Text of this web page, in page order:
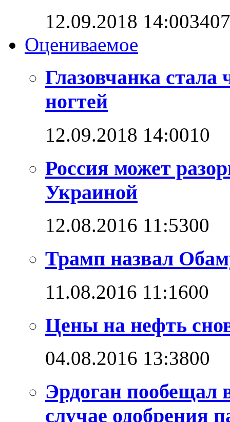
12.09.2018 14:003407
Оцениваемое
Глазовчанка
ногтей
12.09.2018 14:0010
Россия может
Украиной
12.08.2016 11:5300
Трамп назвал
11.08.2016 11:1600
Цены на нефть
04.08.2016 13:3800
Эрдоган пообещал
случае одобрения